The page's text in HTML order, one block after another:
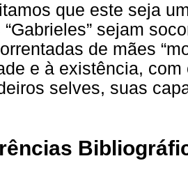
que este seja
“Gabrieles” sejam
de mães
e à existência,
selves, suas